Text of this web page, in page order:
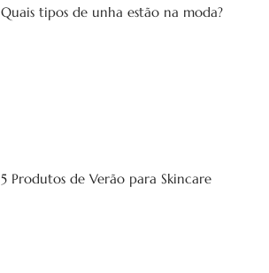
Quais tipos de unha estão na moda?
5 Produtos de Verão para Skincare